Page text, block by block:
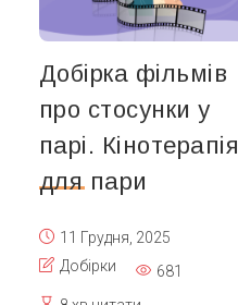
Добірка фільмів
про стосунки у
парі. Кінотерапія
для пари
11 Грудня, 2025
Добірки
681